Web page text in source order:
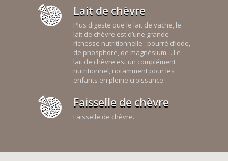
Lait de chèvre
Plus digeste que le lait de vache, le
lait de chèvre est d’une grande
richesse nutritionnelle : bourré d’iode,
de phosphore, de magnésium… Le
lait de chèvre est un complément
nutritionnel, notamment pour les
enfants en pleine croissance.
Faisselle de chèvre
Faisselle de chèvre.